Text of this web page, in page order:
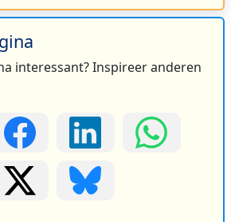
interessant? Inspireer anderen